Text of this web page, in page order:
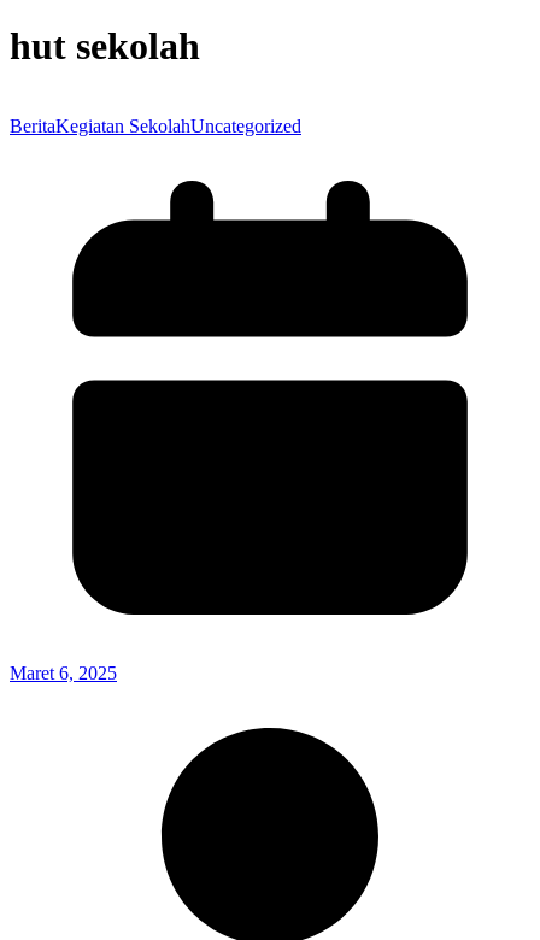
hut sekolah
BeritaKegiatan SekolahUncategorized
Maret 6, 2025